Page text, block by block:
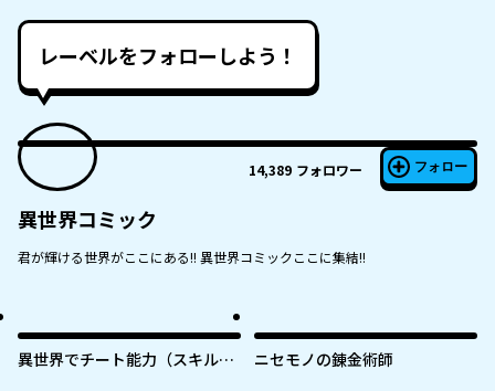
レーベルをフォローしよう！
14,389 フォロワー フォロー
異世界コミック
君が輝ける世界がここにある!! 異世界コミックここに集結!!
異世界でチート能力（スキル）
ニセモノの錬金術師